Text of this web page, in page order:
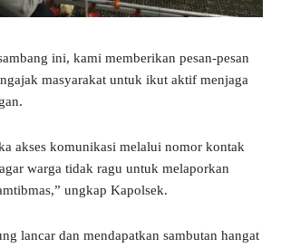
ini, kami memberikan pesan-pesan
masyarakat untuk ikut aktif menjaga
akses komunikasi melalui nomor kontak
warga tidak ragu untuk melaporkan
ungkap Kapolsek.
lancar dan mendapatkan sambutan hangat